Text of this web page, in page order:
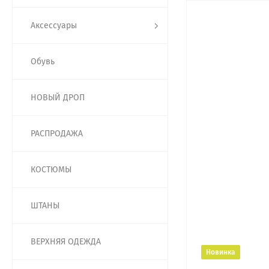
Аксессуары
Обувь
НОВЫЙ ДРОП
РАСПРОДАЖА
КОСТЮМЫ
ШТАНЫ
ВЕРХНЯЯ ОДЕЖДА
Новинка